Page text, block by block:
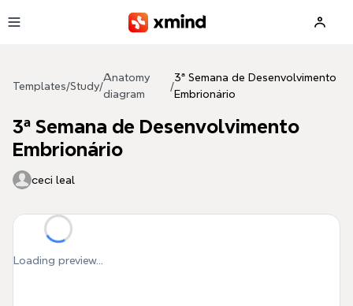
Templates/Study/
Anatomy
diagram
/
3ª Semana de Desenvolvimento
Embrionário
3ª Semana de Desenvolvimento
Embrionário
ceci leal
Loading preview...